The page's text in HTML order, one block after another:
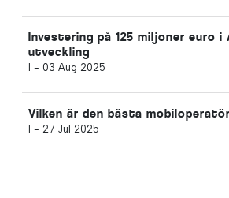
Investering på 125 miljoner euro i
utveckling
I - 03 Aug 2025
Vilken är den bästa
I - 27 Jul 2025